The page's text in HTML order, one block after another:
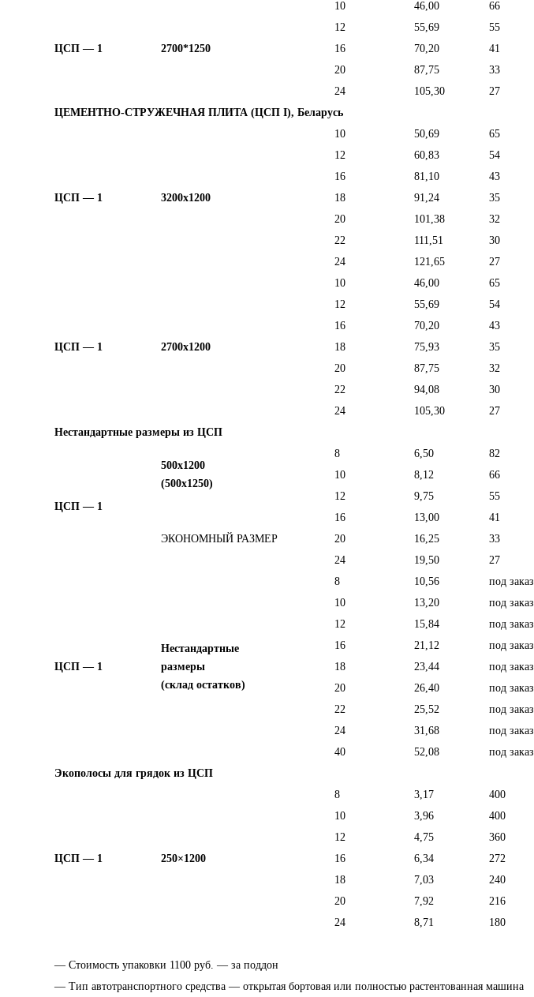
ЦСП — 1 2700*1250
10 46,00 66
12
55,69 55
16
70,20 41
20
87,75 33
24
105,30 27
ЦЕМЕНТНО-СТРУЖЕЧНАЯ ПЛИТА (ЦСП I), Беларусь
ЦСП — 1 3200х1200
10 50,69 65
12
60,83 54
16
81,10 43
18
91,24 35
20
101,38 32
22
111,51 30
24
121,65 27
ЦСП — 1 2700х1200
10 46,00 65
12
55,69 54
16
70,20 43
18
75,93 35
20
87,75 32
22
94,08 30
24
105,30 27
Нестандартные размеры из ЦСП
ЦСП — 1
500х1200
(500х1250)
8 6,50 82
10
8,12 66
12
9,75 55
ЭКОНОМНЫЙ РАЗМЕР
16 13,00 41
20
16,25 33
24
19,50 27
ЦСП — 1
Нестандартные
размеры
(склад остатков)
8 10,56 под заказ
10
13,20 под заказ
12
15,84 под заказ
16
21,12 под заказ
18
23,44 под заказ
20
26,40 под заказ
22
25,52 под заказ
24
31,68 под заказ
40
52,08 под заказ
Экополосы для грядок из ЦСП
ЦСП — 1 250×1200
8 3,17 400
10
3,96 400
12
4,75 360
16
6,34 272
18
7,03 240
20
7,92 216
24
8,71 180
― Стоимость упаковки 1100 руб. — за поддон
― Тип автотранспортного средства — открытая бортовая или полностью растентованная машина